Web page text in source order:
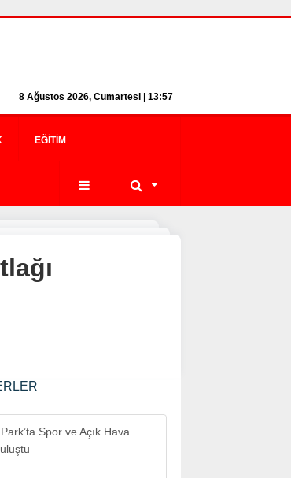
8 Ağustos 2026, Cumartesi | 13:57
EĞITIM
Spor ve Açık Hava